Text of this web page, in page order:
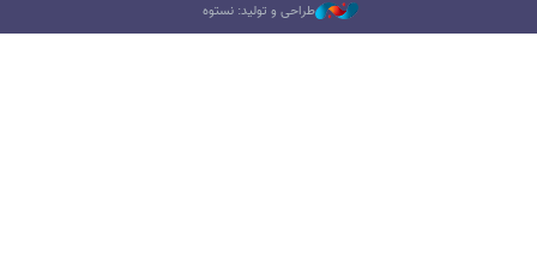
طراحی و تولید: نستوه